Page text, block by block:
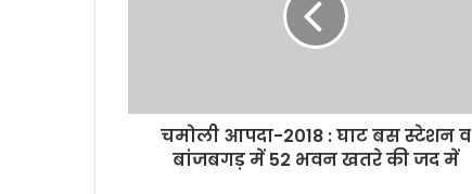
चमोली आपदा-2018 : घाट बस स्टेशन व
बांजबगड़ में 52 भवन खतरे की जद में